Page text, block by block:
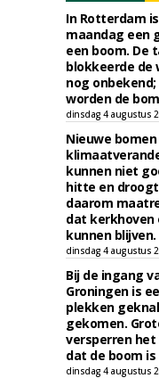
In Rotterdam
maandag een
een boom. De
blokkeerde de
nog
worden de
dinsdag 4 augustus
Nieuwe
kunnen niet
hitte en
daarom
dat kerkhoven
kunnen blijven.
dinsdag 4 augustus
Bij de ingang
Groningen is
plekken
gekomen.
versperren
dat de boom
dinsdag 4 augustus